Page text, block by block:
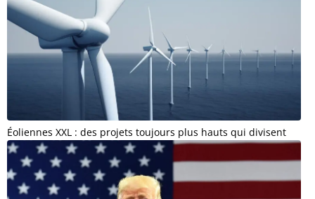
Éoliennes XXL : des projets toujours plus hauts qui divisent